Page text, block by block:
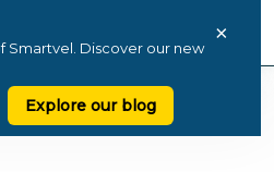
Smartvel. Discover our new
Explore our blog
×